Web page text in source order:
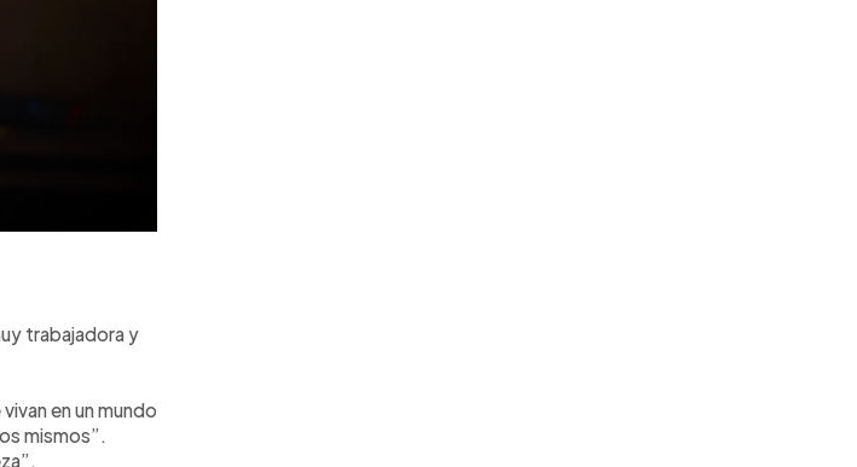
trabajadora y
en un mundo
mismos”.